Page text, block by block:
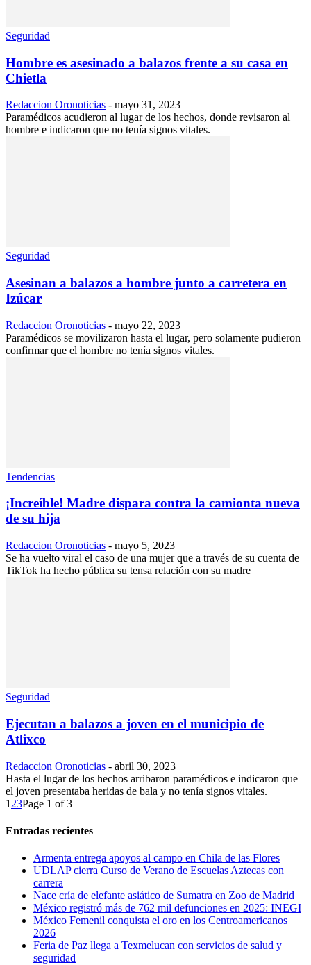
Seguridad
Hombre es asesinado a balazos frente a su casa en
Chietla
Redaccion Oronoticias - mayo 31, 2023
Paramédicos acudieron al lugar de los hechos, donde revisaron al
hombre e indicaron que no tenía signos vitales.
Seguridad
Asesinan a balazos a hombre junto a carretera en
Izúcar
Redaccion Oronoticias - mayo 22, 2023
Paramédicos se movilizaron hasta el lugar, pero solamente pudieron
confirmar que el hombre no tenía signos vitales.
Tendencias
¡Increíble! Madre dispara contra la camionta nueva
de su hija
Redaccion Oronoticias - mayo 5, 2023
Se ha vuelto viral el caso de una mujer que a través de su cuenta de
TikTok ha hecho pública su tensa relación con su madre
Seguridad
Ejecutan a balazos a joven en el municipio de
Atlixco
Redaccion Oronoticias - abril 30, 2023
Hasta el lugar de los hechos arribaron paramédicos e indicaron que
el joven presentaba heridas de bala y no tenía signos vitales.
1 23Page 1 of 3
Entradas recientes
Armenta entrega apoyos al campo en Chila de las Flores
UDLAP cierra Curso de Verano de Escuelas Aztecas con
carrera
Nace cría de elefante asiático de Sumatra en Zoo de Madrid
México registró más de 762 mil defunciones en 2025: INEGI
México Femenil conquista el oro en los Centroamericanos
2026
Feria de Paz llega a Texmelucan con servicios de salud y
seguridad